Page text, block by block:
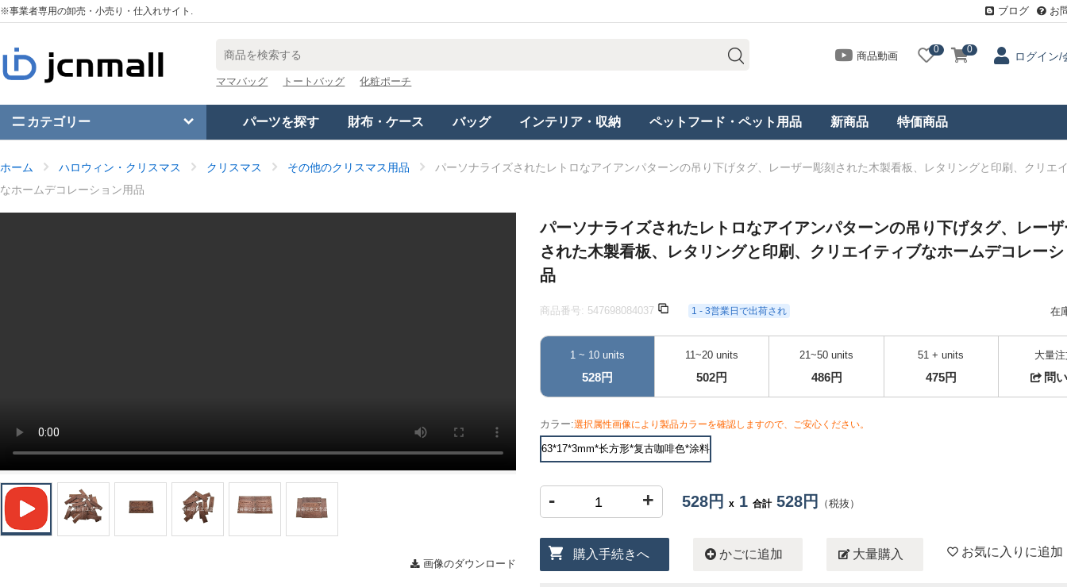
※事業者専用の卸売・小売り・仕入れサイト. ブログ お
ママバッグ トートバッグ 化粧ポーチ
商品動画
0 0
ログイン/
カテゴリー パーツを探す 財布・ケース バッグ インテリア・収納 ペットフード・ペット用品 新商品 特価商品
ホーム ハロウィン・クリスマス クリスマス その他のクリスマス用品
パーソナライズされたレトロなアイアンパターンの吊り下げタグ、レーザー彫刻された木製看板、レタリングと印刷、クリエ
なホームデコレーション用品
画像のダウンロード
パーソナライズされたレトロなアイアンパターンの吊り下げタグ、レー
された木製看板、レタリングと印刷、クリエイティブなホームデコレー
品
商品番号: 547698084037 1 - 3営業日で出荷され 在
1 ~ 10 units
528円
11~20 units
502円
21~50 units
486円
51 + units
475円
大量
問
カラー:選択属性画像により製品カラーを確認しますので、ご安心ください。
63*17*3mm*长方形*复古咖啡色*涂料
- + 528円 x 1 合計528円 （税抜）
購入手続きへ かごに追加 大量購入 お気に入りに追加